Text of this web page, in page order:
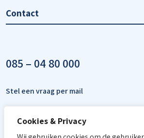
Cookies & Privacy
Contact
085 – 04 80 000
Stel een vraag per mail